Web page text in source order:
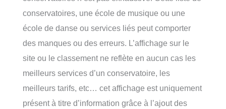
conservatoires, une école de musique ou une
école de danse ou services liés peut comporter
des manques ou des erreurs. L’affichage sur le
site ou le classement ne reflète en aucun cas les
meilleurs services d’un conservatoire, les
meilleurs tarifs, etc… cet affichage est uniquement
présent à titre d’information grâce à l’ajout des